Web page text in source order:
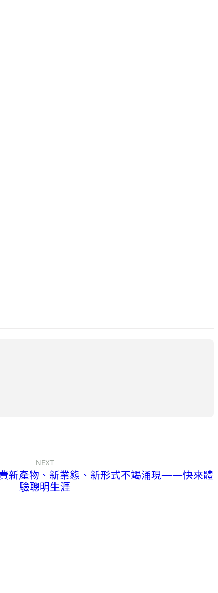
NEXT
新產物、新業態、新形式不竭涌現——快來體
驗聰明生涯